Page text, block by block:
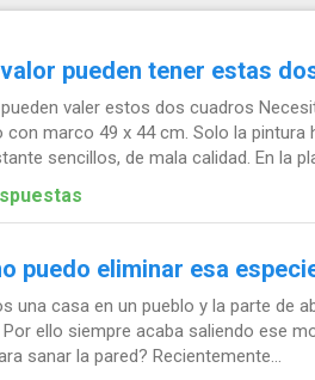
valor pueden tener estas
valer estos dos cuadros
con marco 49 x 44 cm. Solo la
sencillos, de mala calidad. En la
puedo eliminar esa
una casa en un pueblo y la parte de
Por ello siempre acaba saliendo ese
sanar la pared? Recientemente...